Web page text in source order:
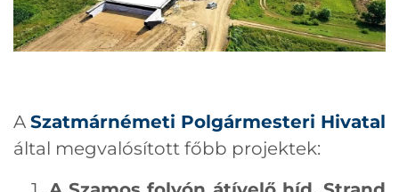
A Szatmárnémeti Polgármesteri Hivatal
által megvalósított főbb projektek: